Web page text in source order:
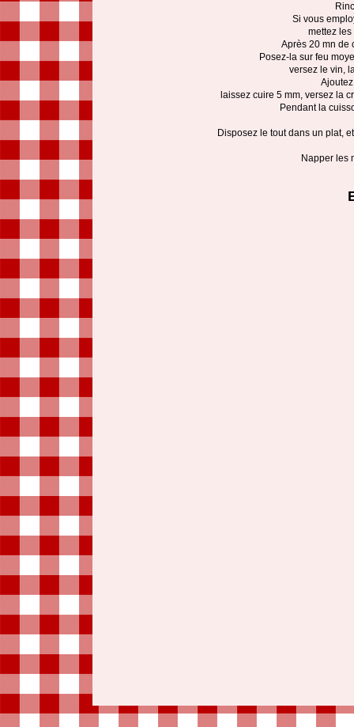
Si vous
mettez
Après 20 mn de
Posez-la sur feu
versez le vin,
laissez cuire 5 mm, versez la
Pendant la
Disposez le tout dans un plat,
Napper les